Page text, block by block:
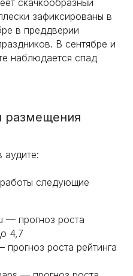
скачкообразный
зафиксированы в
в преддверии
В сентябре и
наблюдается спад
размещения
аудите:
следующие
— прогноз роста
4,7
роста рейтинга